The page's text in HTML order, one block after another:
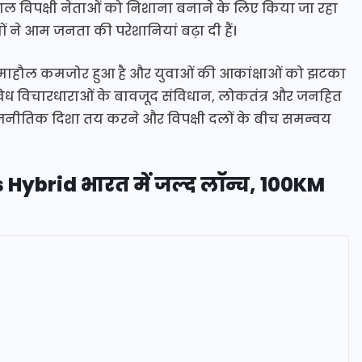
विपक्षी नेताओं को निशाना बनाने के लिए किया जा रहा
ने आम जनता की परेशानियां बढ़ा दी हैं।
कमजोर हुआ है और युवाओं की आकांक्षाओं को झटका
विचारधाराओं के बावजूद संविधान, लोकतंत्र और जनहित
दिशा तय करने और विपक्षी दलों के बीच समन्वय
भारत में जल्द लॉन्च, 100KM